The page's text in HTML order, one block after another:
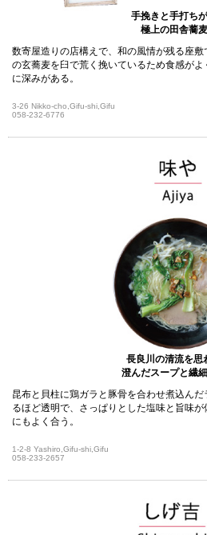
手挽きと手打ち
極上の田舎蕎麦
数寄屋造りの店構えで、和の風情が残る座
の玄蕎麦を臼で荒く挽いているため食感が
に深みがある。
3-26 Nikko-cho,Gifu-shi,Gifu
058-232-6776
長良川の清流を思
澄んだスープと繊細
昆布と貝柱に鶏ガラと豚骨を合わせ煮込ん
るほど透明で、さっぱりとした塩味と旨味
にもよく合う。
1-2-8 Yashiro,Gifu-shi,Gifu
058-233-2657